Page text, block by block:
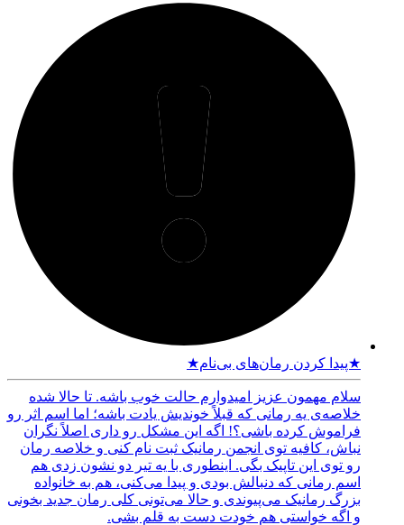
★پیدا کردن رمان‌های بی‌نام★
سلام مهمون عزیز امیدوارم حالت خوب باشه. تا حالا شده
خلاصه‌ی یه رمانی که قبلاً خوندیش یادت باشه؛ اما اسم اثر رو
فراموش کرده باشی؟! اگه این مشکل رو داری اصلاً نگران
نباش، کافیه توی انجمن رمانیک ثبت نام کنی و خلاصه رمان
رو توی این تاپیک بگی. اینطوری با یه تیر دو نشون زدی هم
اسم رمانی که دنبالش بودی و پیدا می‌کنی، هم به خانواده
بزرگ رمانیک می‌پیوندی و حالا می‌تونی کلی رمان جدید بخونی
و اگه خواستی هم خودت دست به قلم بشی.